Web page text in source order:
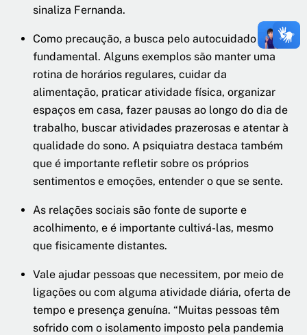
sinaliza Fernanda.
Como precaução, a busca pelo autocuidado é
fundamental. Alguns exemplos são manter uma
rotina de horários regulares, cuidar da
alimentação, praticar atividade física, organizar
espaços em casa, fazer pausas ao longo do dia de
trabalho, buscar atividades prazerosas e atentar à
qualidade do sono. A psiquiatra destaca também
que é importante refletir sobre os próprios
sentimentos e emoções, entender o que se sente.
As relações sociais são fonte de suporte e
acolhimento, e é importante cultivá-las, mesmo
que fisicamente distantes.
Vale ajudar pessoas que necessitem, por meio de
ligações ou com alguma atividade diária, oferta de
tempo e presença genuína. “Muitas pessoas têm
sofrido com o isolamento imposto pela pandemia